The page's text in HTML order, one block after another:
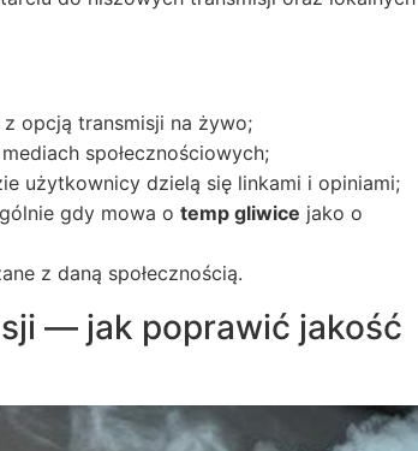
opcją transmisji na żywo;
społecznościowych;
użytkownicy dzielą się linkami i opiniami;
gdy mowa o temp gliwice jako o
z daną społecznością.
— jak poprawić jakość